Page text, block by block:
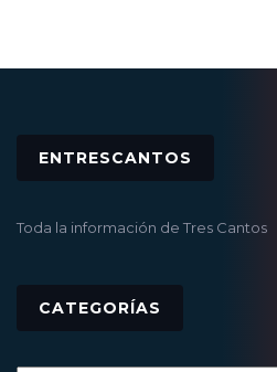
ENTRESCANTOS
Toda la información de Tres Cantos
CATEGORÍAS